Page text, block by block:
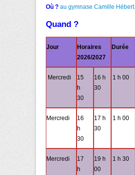
Où ? au gymnase Camille Hébert.
Quand ?
Jour
Horaires
2026/2027
Durée
Mercredi
15
h
30
16 h
30
1 h 00
Mercredi
16
h
30
17 h
30
1 h 00
Mercredi
17
h
19 h
00
1 h 30